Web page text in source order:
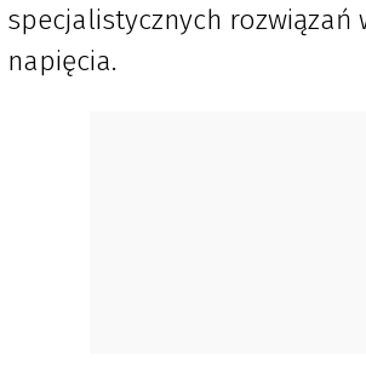
specjalistycznych rozwiązań
napięcia.